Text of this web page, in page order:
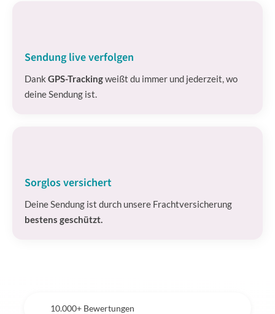
Sendung live verfolgen
Dank GPS-Trackingweißt du immer und jederzeit, wo
deine Sendung ist.
Sorglos versichert
Deine Sendung ist durch unsere Frachtversicherung
bestens geschützt.
10.000+ Bewertungen